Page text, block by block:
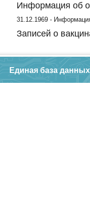
Информация об
31.12.1969 -
Записей о
Единая база